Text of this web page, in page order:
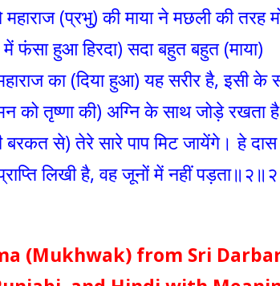
(प्रभु) की माया ने मछली की तरह
हुआ हिरदा) सदा बहुत बहुत (माया)
का (दिया हुआ) यह सरीर है, इसी के
को तृष्णा की) अग्नि के साथ जोड़े रखता
से) तेरे सारे पाप मिट जायेंगे। हे दास
लिखी है, वह जूनों में नहीं
(Mukhwak) from Sri